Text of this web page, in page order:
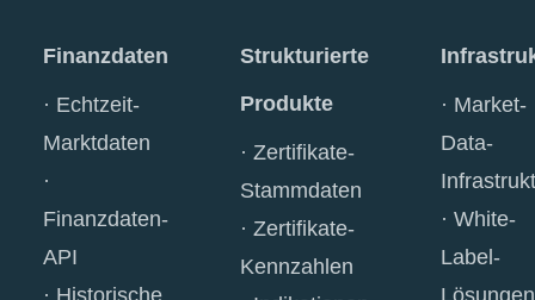
Finanzdaten
Echtzeit-
Marktdaten
Finanzdaten-
API
Historische
Strukturierte
Produkte
Zertifikate-
Stammdaten
Zertifikate-
Kennzahlen
Market-
Data-
White-
Label-
Lösungen